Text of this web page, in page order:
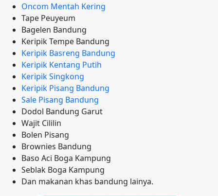
Oncom Mentah Kering
Tape Peuyeum
Bagelen Bandung
Keripik Tempe Bandung
Keripik Basreng Bandung
Keripik Kentang Putih
Keripik Singkong
Keripik Pisang Bandung
Sale Pisang Bandung
Dodol Bandung Garut
Wajit Cililin
Bolen Pisang
Brownies Bandung
Baso Aci Boga Kampung
Seblak Boga Kampung
Dan makanan khas bandung lainya.